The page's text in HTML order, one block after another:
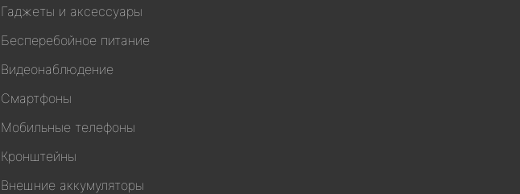
Гаджеты и аксессуары
Бесперебойное питание
Видеонаблюдение
Смартфоны
Мобильные телефоны
Кронштейны
Внешние аккумуляторы